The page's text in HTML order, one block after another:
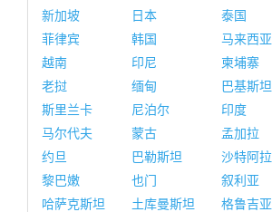
新加坡
日本
泰国
菲律宾
韩国
马来西亚
越南
印尼
柬埔寨
老挝
缅甸
巴基斯坦
斯里兰卡
尼泊尔
印度
马尔代夫
蒙古
孟加拉
约旦
巴勒斯坦
沙特阿
黎巴嫩
也门
叙利亚
哈萨克斯坦
土库曼斯坦
格鲁吉亚